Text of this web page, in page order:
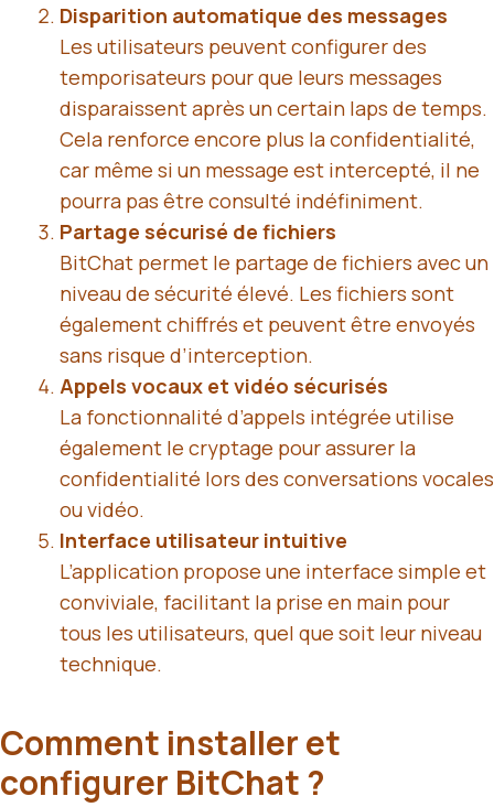
Disparition automatique des messages
Les utilisateurs peuvent configurer des
temporisateurs pour que leurs messages
disparaissent après un certain laps de temps.
Cela renforce encore plus la confidentialité,
car même si un message est intercepté, il ne
pourra pas être consulté indéfiniment.
Partage sécurisé de fichiers
BitChat permet le partage de fichiers avec un
niveau de sécurité élevé. Les fichiers sont
également chiffrés et peuvent être envoyés
sans risque d’interception.
Appels vocaux et vidéo sécurisés
La fonctionnalité d’appels intégrée utilise
également le cryptage pour assurer la
confidentialité lors des conversations vocales
ou vidéo.
Interface utilisateur intuitive
L’application propose une interface simple et
conviviale, facilitant la prise en main pour
tous les utilisateurs, quel que soit leur niveau
technique.
Comment installer et
configurer BitChat ?